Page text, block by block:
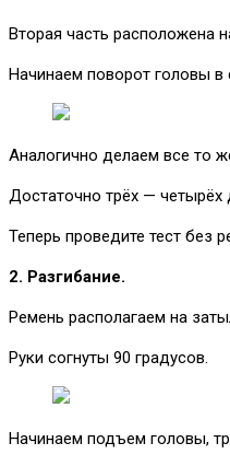
Вторая часть расположена
Начинаем поворот головы
Аналогично делаем все то
Достаточно трёх — четырёх
Теперь проведите тест без
2. Разгибание.
Ремень располагаем на
Руки согнуты 90 градусов.
Начинаем подъем головы,